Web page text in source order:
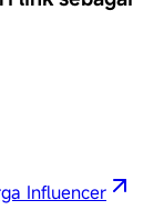
Influencer